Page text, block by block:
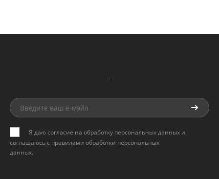
-
Я даю согласие на обработку персональных данных и
соглашаюсь с правилами обработки персональных
данных.